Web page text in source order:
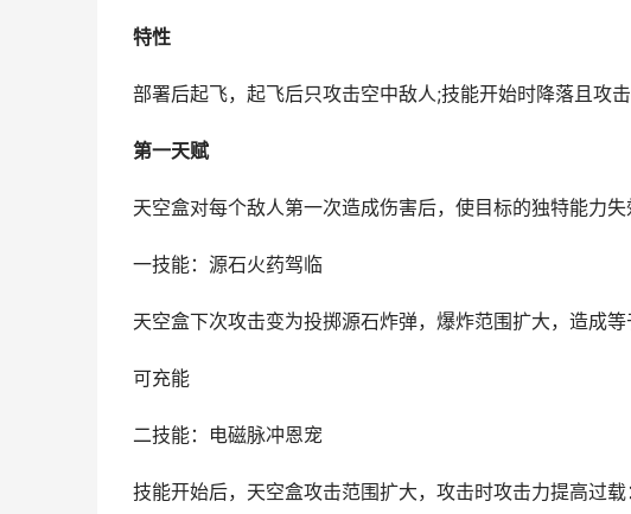
特性
部署后起飞，起飞后只攻击空中敌人;技能开始时降落且攻
第一天赋
天空盒对每个敌人第一次造成伤害后，使目标的独特能力
一技能：源石火药驾临
天空盒下次攻击变为投掷源石炸弹，爆炸范围扩大，造成
可充能
二技能：电磁脉冲恩宠
技能开始后，天空盒攻击范围扩大，攻击时攻击力提高过